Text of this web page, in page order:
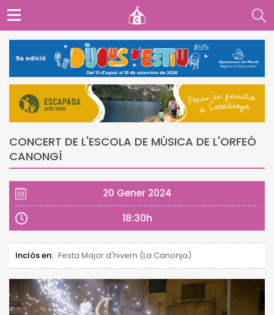
CONCERT DE L'ESCOLA DE MÚSICA DE L'ORFEÓ
CANONGÍ
20 Gener 2024
18:30h
Inclòs en: Festa Major d'hivern (La Canonja)